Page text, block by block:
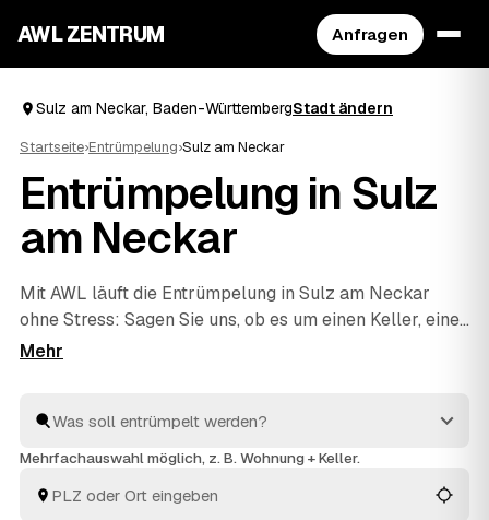
AWL ZENTRUM Anfragen
Sulz am Neckar, Baden-WürttembergStadt ändern
Startseite›Entrümpelung›Sulz am Neckar
Entrümpelung in Sulz
am Neckar
Mit AWL läuft die Entrümpelung in Sulz am Neckar
ohne Stress: Sagen Sie uns, ob es um einen Keller, eine
ganze Wohnung, ein Haus oder eine Messie-Wohnung
Ihrer Nähe – von Sulz am Neckar bis
Oberndorf am Neckar. So sparen Sie sich das einzelne
passt.
Mehrfachauswahl möglich, z. B. Wohnung + Keller.